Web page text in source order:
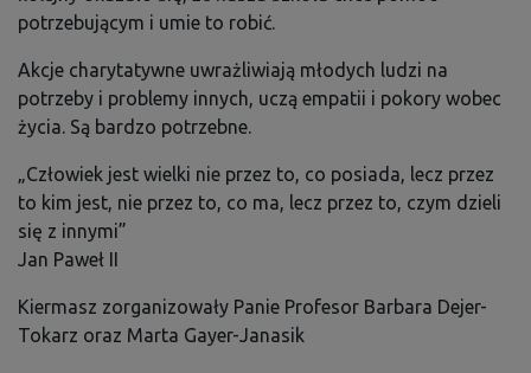
potrzebującym i umie to robić.
Akcje charytatywne uwrażliwiają młodych ludzi na
potrzeby i problemy innych, uczą empatii i pokory wobec
życia. Są bardzo potrzebne.
„Człowiek jest wielki nie przez to, co posiada, lecz przez
to kim jest, nie przez to, co ma, lecz przez to, czym dzieli
się z innymi”
Jan Paweł II
Kiermasz zorganizowały Panie Profesor Barbara Dejer-
Tokarz oraz Marta Gayer-Janasik